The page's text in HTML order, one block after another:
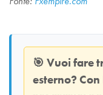
🎯 Vuoi fare
esterno? Con